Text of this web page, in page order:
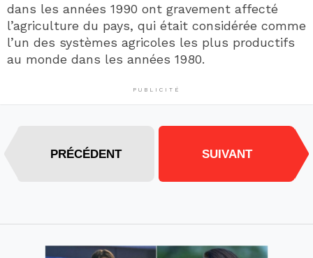
dans les années 1990 ont gravement affecté
l’agriculture du pays, qui était considérée comme
l’un des systèmes agricoles les plus productifs
au monde dans les années 1980.
PUBLICITÉ
PRÉCÉDENT SUIVANT